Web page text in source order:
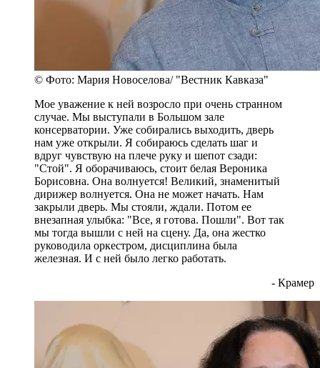
© Фото: Мария Новоселова/ "Вестник Кавказа"
Мое уважение к ней возросло при очень странном
случае. Мы выступали в Большом зале
консерватории. Уже собирались выходить, дверь
нам уже открыли. Я собираюсь сделать шаг и
вдруг чувствую на плече руку и шепот сзади:
"Стой". Я оборачиваюсь, стоит белая Вероника
Борисовна. Она волнуется! Великий, знаменитый
дирижер волнуется. Она не может начать. Нам
закрыли дверь. Мы стояли, ждали. Потом ее
внезапная улыбка: "Все, я готова. Пошли". Вот так
мы тогда вышли с ней на сцену. Да, она жестко
руководила оркестром, дисциплина была
железная. И с ней было легко работать.
- Крамер